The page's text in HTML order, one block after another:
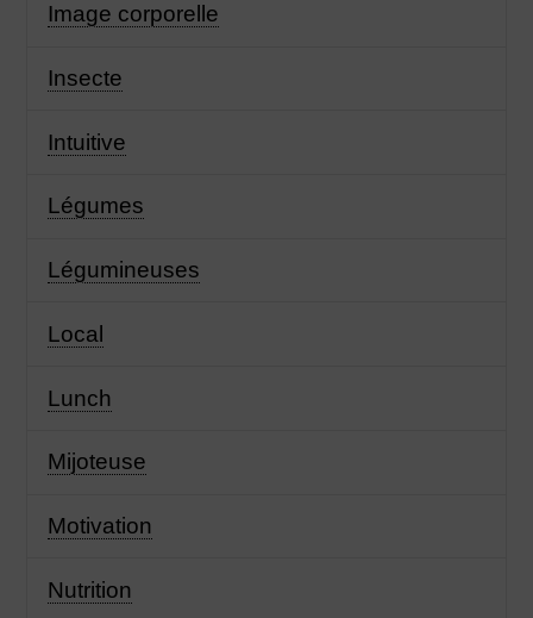
Image corporelle
Insecte
Intuitive
Légumes
Légumineuses
Local
Lunch
Mijoteuse
Motivation
Nutrition